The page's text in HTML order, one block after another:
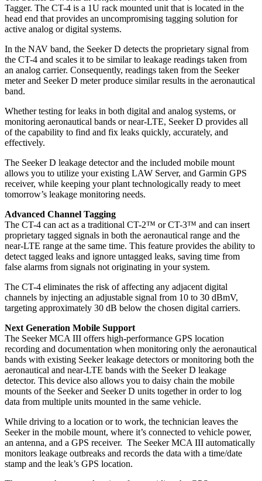
Tagger. The CT-4 is a 1U rack mounted unit that is located in the
head end that provides an uncompromising tagging solution for
active analog or digital systems.
In the NAV band, the Seeker D detects the proprietary signal from
the CT-4 and scales it to be similar to leakage readings taken from
an analog carrier. Consequently, readings taken from the Seeker
meter and Seeker D meter produce similar results in the aeronautical
band.
Whether testing for leaks in both digital and analog systems, or
monitoring aeronautical bands or near-LTE, Seeker D provides all
of the capability to find and fix leaks quickly, accurately, and
effectively.
The Seeker D leakage detector and the included mobile mount
allows you to utilize your existing LAW Server, and Garmin GPS
receiver, while keeping your plant technologically ready to meet
tomorrow’s leakage monitoring needs.
Advanced Channel Tagging
The CT-4 can act as a traditional CT-2™ or CT-3™ and can insert
proprietary tagged signals in both the aeronautical range and the
near-LTE range at the same time. This feature provides the ability to
detect tagged leaks and ignore untagged leaks, saving time from
false alarms from signals not originating in your system.
The CT-4 eliminates the risk of affecting any adjacent digital
channels by injecting an adjustable signal from 10 to 30 dBmV,
targeting approximately 30 dB below the chosen digital carriers.
Next Generation Mobile Support
The Seeker MCA III offers high-performance GPS location
recording and documentation when monitoring only the aeronautical
bands with existing Seeker leakage detectors or monitoring both the
aeronautical and near-LTE bands with the Seeker D leakage
detector. This device also allows you to daisy chain the mobile
mounts of the Seeker and Seeker D units together in order to log
data from multiple units mounted in the same vehicle.
While driving to a location or to work, the technician leaves the
Seeker in the mobile mount, where it’s connected to vehicle power,
an antenna, and a GPS receiver. The Seeker MCA III automatically
monitors leakage outbreaks and records the data with a time/date
stamp and the leak’s GPS location.